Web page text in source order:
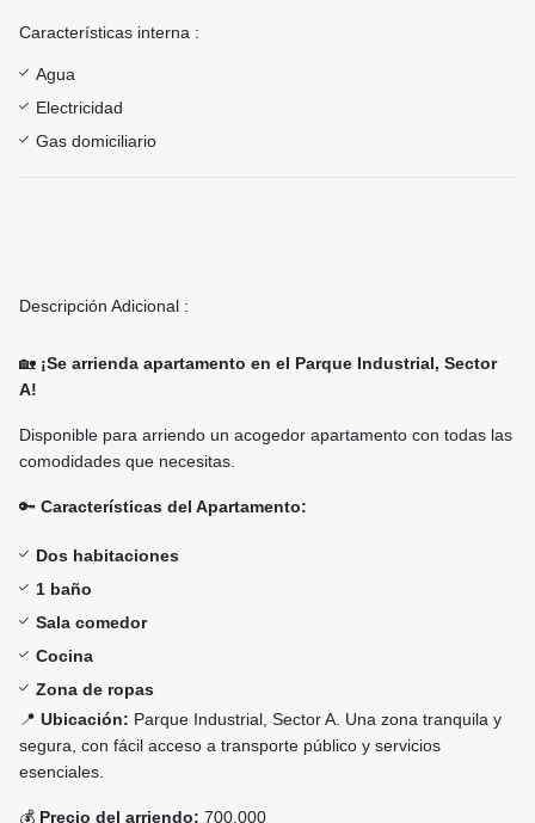
Características interna :
Agua
Electricidad
Gas domiciliario
Descripción Adicional :
🏡 ¡Se arrienda apartamento en el Parque Industrial, Sector
A!
Disponible para arriendo un acogedor apartamento con todas las
comodidades que necesitas.
🔑 Características del Apartamento:
Dos habitaciones
1 baño
Sala comedor
Cocina
Zona de ropas
📍 Ubicación: Parque Industrial, Sector A. Una zona tranquila y
segura, con fácil acceso a transporte público y servicios
esenciales.
💰 Precio del arriendo: 700.000